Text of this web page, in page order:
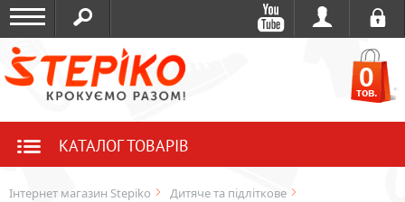
0
тов.
КАТАЛОГ ТОВАРІВ
Інтернет магазин Stepiko
Дитяче та підліткове